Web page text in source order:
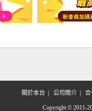
關於本台 公司簡介| 合
Copyright © 2011-